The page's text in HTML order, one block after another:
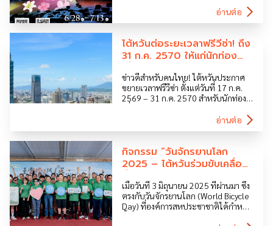
2025 เวลา 18:30 – 21:00 น. โดยในปี
นี้ การท่องเที่ยวไต้หวัน […]
อ่านต่อ
ไต้หวันต่อระยะเวลาฟรีวีซ่า! ถึง
31 ก.ค. 2570 ให้แก่นักท่อง
ข่าวดีสำหรับคนไทย! ไต้หวันประกาศ
ขยายเวลาฟรีวีซ่า ตั้งแต่วันที่ 17 ก.ค.
2569 – 31 ก.ค. 2570 สำหรับนักท่อง
(New Southbound Policy – NSP)
ได้แก่นักท่องเที่ยวชาวไทย บรูไน และ
เสริม […]
อ่านต่อ
กิจกรรม “วันจักรยานโลก
2025 – ไต้หวันร่วมขับเคลื่อน
เมื่อวันที่ 3 มิถุนายน 2025 ที่ผ่านมา ซึ่ง
ตรงกับวันจักรยานโลก (World Bicycle
Day) ที่องค์การสหประชาชาติได้กำหนด